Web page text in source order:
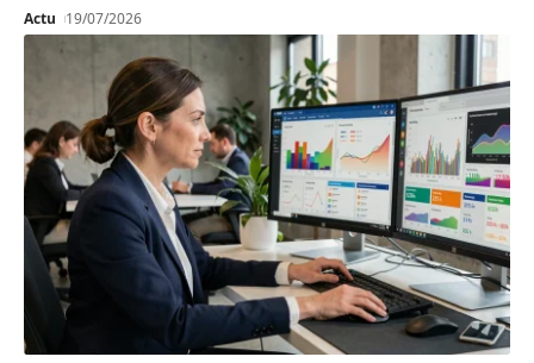
Actu 19/07/2026